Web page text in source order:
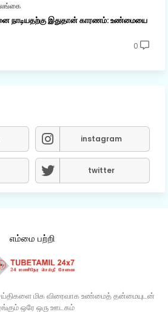
நாடியதற்கு இதுதான் காரணம்: உண்மையை
0
instagram
twitter
எம்மை பற்றி
மிக விரைவாக உண்மைத் தன்மையுடன்
ஒரே ஒரு ஊடகம்​